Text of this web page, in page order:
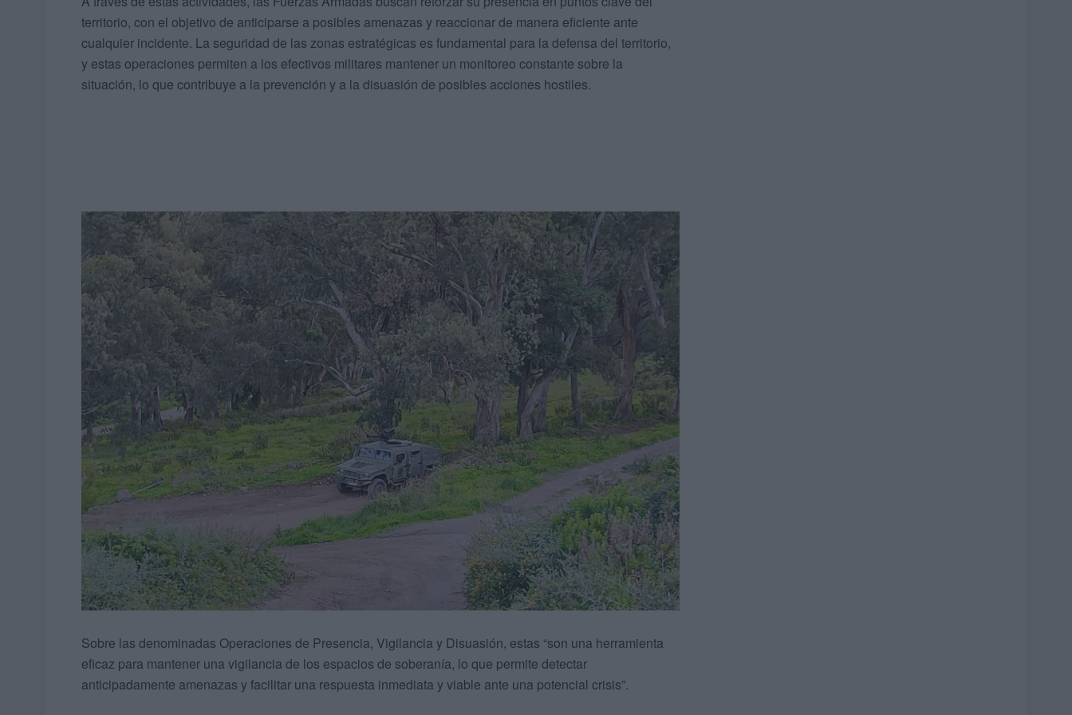
territorio, con el objetivo de anticiparse a posibles amenazas y reaccionar de manera eficiente ante
cualquier incidente. La seguridad de las zonas estratégicas es fundamental para la defensa del territorio,
y estas operaciones permiten a los efectivos militares mantener un monitoreo constante sobre la
situación, lo que contribuye a la prevención y a la disuasión de posibles acciones hostiles.
Sobre las denominadas Operaciones de Presencia, Vigilancia y Disuasión, estas “son una herramienta
eficaz para mantener una vigilancia de los espacios de soberanía, lo que permite detectar
anticipadamente amenazas y facilitar una respuesta inmediata y viable ante una potencial crisis”.